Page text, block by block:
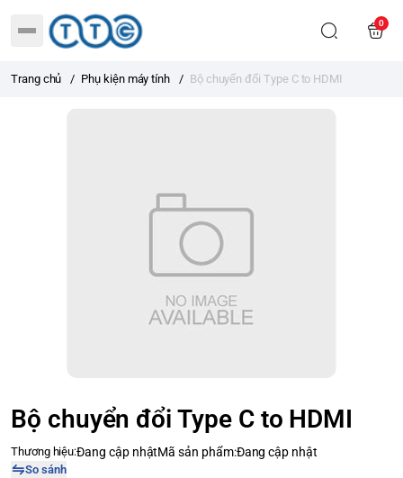
0
Trang chủ / Phụ kiện máy tính / Bộ chuyển đổi Type C to HDMI
Bộ chuyển đổi Type C to HDMI
Thương hiệu:Đang cập nhậtMã sản phẩm:Đang cập nhật
So sánh